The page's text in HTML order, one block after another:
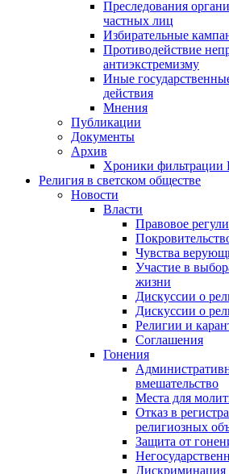
Преследования
частных лиц
Избирательные
Противодействие
антиэкстремизму
Иные
действия
Мнения
Публикации
Документы
Архив
Хроники фильтрации
Религия в светском обществе
Новости
Власти
Правовое
Чувства
Участие в
жизни
Дискуссии о
Дискуссии о
Религии и
Соглашения
Гонения
вмешательство
Места для
Отказ в
религиозных
Защита от
Дискриминация